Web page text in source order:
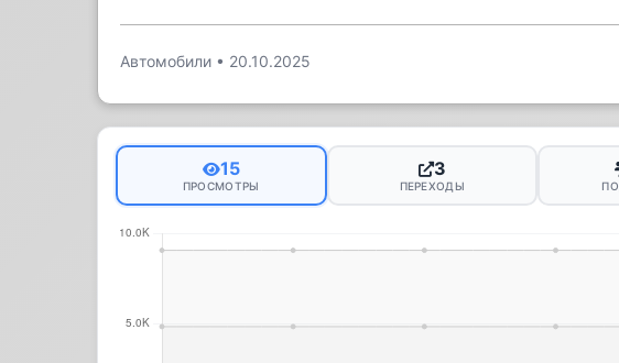
Автомобили • 20.10.2025
15
ПРОСМОТРЫ
3
ПЕРЕХОДЫ